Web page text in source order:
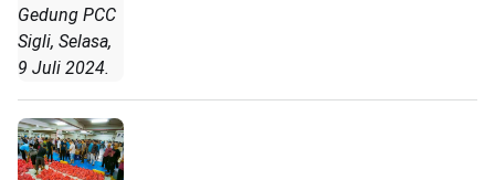
Gedung PCC
Sigli, Selasa,
9 Juli 2024.